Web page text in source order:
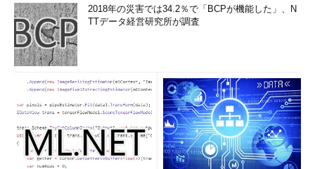
り確認しておきましょう。2018年の災害では34.2％で「BCPが機能した」、N
TTデータ経営研究所が調査